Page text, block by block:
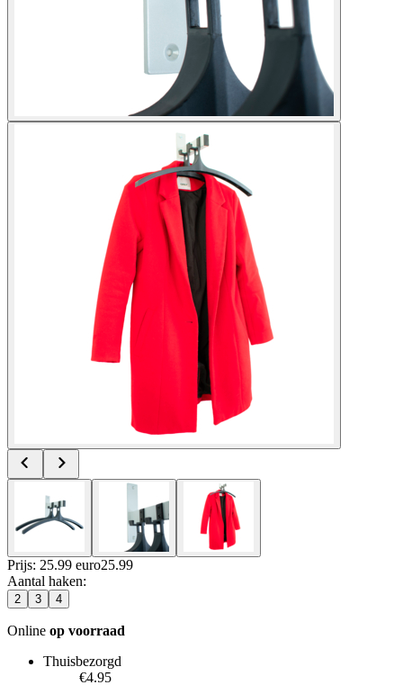
Prijs: 25.99 euro25.99
Aantal haken:
2 3 4
Online op voorraad
Thuisbezorgd
€4.95